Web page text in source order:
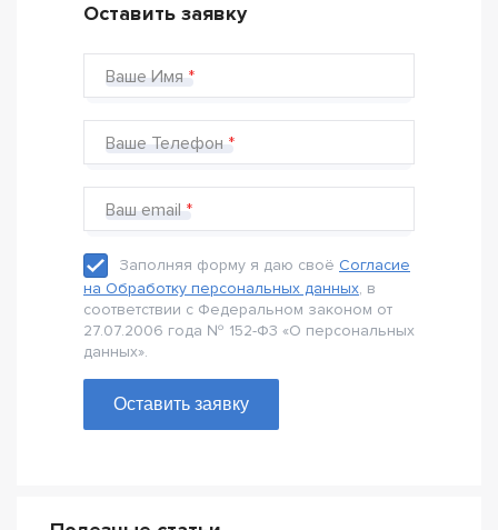
Оставить заявку
Ваше Имя
Ваше Телефон
Ваш email
Заполняя форму я даю своё Согласие
на Обработку персональных данных, в
соответствии с Федеральном законом от
27.07.2006 года № 152-Ф3 «О персональных
данных».
Оставить заявку